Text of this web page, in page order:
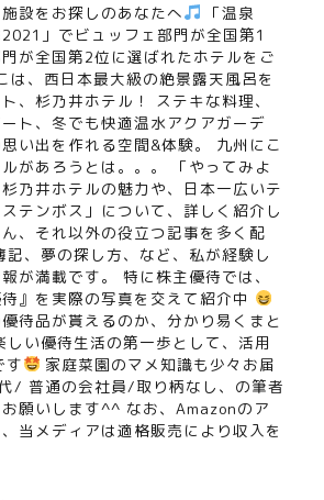
設をお探しのあなたへ
「温泉
」でビュッフェ部門が全国第1
が全国第2位に選ばれたホテルをご
、西日本最大級の絶景露天風呂を
、杉乃井ホテル！ ステキな料理、
ト、冬でも快適温水アクアガーデ
い出を作れる空間&体験。 九州にこ
があろうとは。。。 「やってみよ
乃井ホテルの魅力や、日本一広いテ
テンボス」について、詳しく紹介し
、それ以外の役立つ記事を多く配
、夢の探し方、など、私が経験し
が満載です。 特に株主優待では、
』を実際の写真を交えて紹介中
待品が貰えるのか、分かり易くまと
しい優待生活の第一歩として、活用
家庭菜園のマメ知識も少々お届
/ 普通の会社員/取り柄なし、の筆者
願いします^^ なお、Amazonのア
当メディアは適格販売により収入を